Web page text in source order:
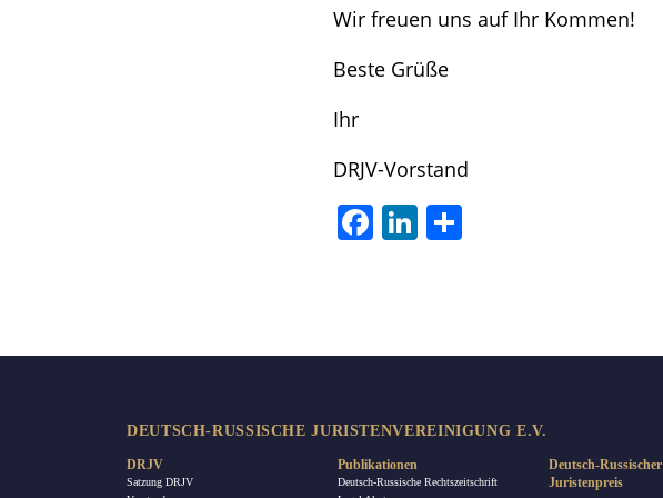
Wir freuen uns auf Ihr Kommen!
Beste Grüße
Ihr
DRJV-Vorstand
FacebookLinkedIn
DEUTSCH-RUSSISCHE JURISTENVEREINIGUNG E.V.
DRJV
Satzung DRJV
Publikationen
Deutsch-Russische Rechtszeitschrift
Deutsch-Russischer
Juristenpreis